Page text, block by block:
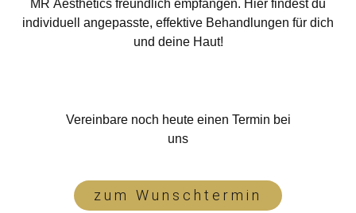
MR Aesthetics freundlich empfangen. Hier findest du
individuell angepasste, effektive Behandlungen für dich
und deine Haut!
Vereinbare noch heute einen Termin bei
uns
zum Wunschtermin